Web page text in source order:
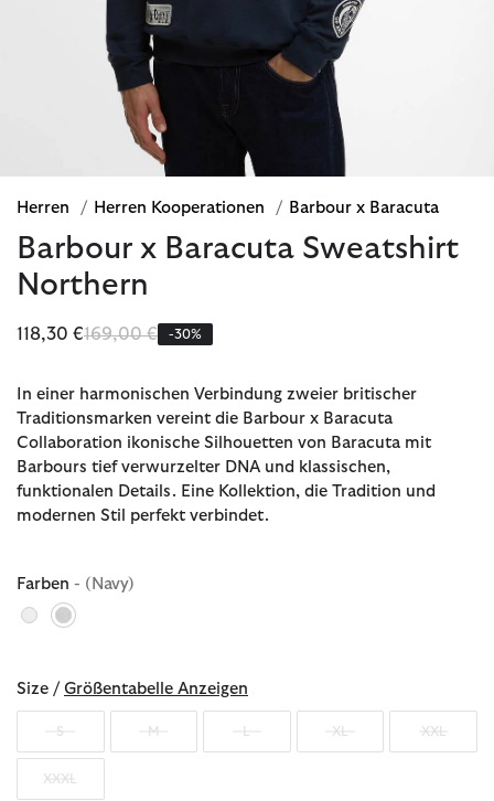
Herren / Herren Kooperationen / Barbour x Baracuta
Barbour x Baracuta Sweatshirt
Northern
118,30 €Reduziert von
169,00 €bis-30%
In einer harmonischen Verbindung zweier britischer
Traditionsmarken vereint die Barbour x Baracuta
Collaboration ikonische Silhouetten von Baracuta mit
Barbours tief verwurzelter DNA und klassischen,
funktionalen Details. Eine Kollektion, die Tradition und
modernen Stil perfekt verbindet.
Farben - (Navy)
Size / Größentabelle Anzeigen
S M XL XXL
XXXL